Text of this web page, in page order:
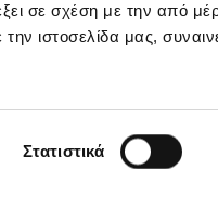
σε σχέση με την από
ιστοσελίδα μας,
Στατιστικά